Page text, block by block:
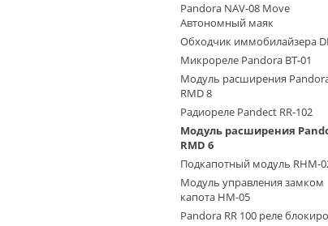
Pandora NAV-08 Move
Автономный маяк
Обходчик иммобилайзера
Микрореле Pandora BT-01
Модуль расширения
RMD 8
Радиореле Pandect RR-102
Модуль расширения
RMD 6
Подкапотный модуль RHM-
Модуль управления замком
капота HM-05
Pandora RR 100 реле